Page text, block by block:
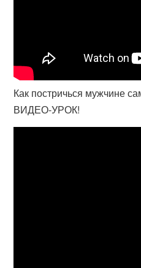
Как постричься мужчине
ВИДЕО-УРОК!